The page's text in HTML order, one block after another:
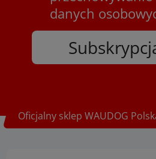
danych
Oficjalny sklep WAUDOG